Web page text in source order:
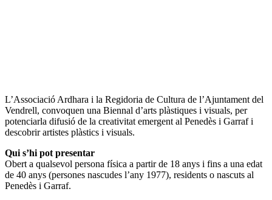
L’Associació Ardhara i la Regidoria de Cultura de l’Ajuntament del
Vendrell, convoquen una Biennal d’arts plàstiques i visuals, per
potenciarla difusió de la creativitat emergent al Penedès i Garraf i
descobrir artistes plàstics i visuals.
Qui s’hi pot presentar
Obert a qualsevol persona física a partir de 18 anys i fins a una edat
de 40 anys (persones nascudes l’any 1977), residents o nascuts al
Penedès i Garraf.